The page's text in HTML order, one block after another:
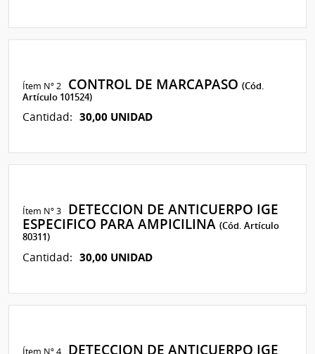
Ítem Nº 2 CONTROL DE MARCAPASO(Cód.
Artículo 101524)
Cantidad: 30,00 UNIDAD
Ítem Nº 3
DETECCION DE ANTICUERPO IGE
ESPECIFICO PARA AMPICILINA(Cód. Artículo
80311)
Cantidad: 30,00 UNIDAD
Ítem Nº 4 DETECCION DE ANTICUERPO IGE